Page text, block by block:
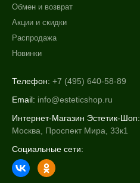
Обмен и возврат
Акции и скидки
Распродажа
Новинки
Телефон: +7 (495) 640-58-89
Email: info@esteticshop.ru
Интернет-Магазин Эстетик-Шоп:
Москва, Проспект Мира, 33к1
Социальные сети: